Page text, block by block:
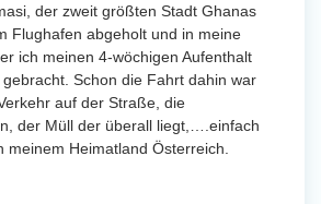
der zweit größten Stadt Ghanas
Flughafen abgeholt und in meine
ich meinen 4-wöchigen Aufenthalt
Schon die Fahrt dahin war
auf der Straße, die
der Müll der überall liegt,….einfach
meinem Heimatland Österreich.